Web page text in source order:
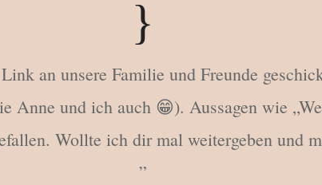
{
an unsere Familie und Freunde
Anne und ich auch 😁). Aussagen wie
Wollte ich dir mal weitergeben und
”